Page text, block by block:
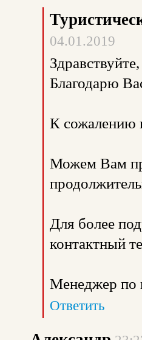
04.01.2019
Благодарю
К сожалению
Можем Вам
Для более
контактный
Менеджер по
Ответить